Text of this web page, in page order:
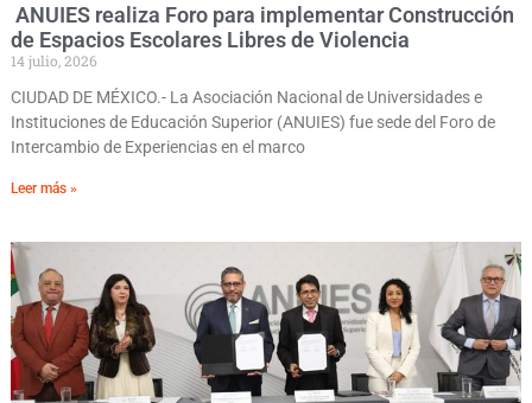
ANUIES realiza Foro para implementar Construcción
de Espacios Escolares Libres de Violencia
14 julio, 2026
CIUDAD DE MÉXICO.- La Asociación Nacional de Universidades e
Instituciones de Educación Superior (ANUIES) fue sede del Foro de
Intercambio de Experiencias en el marco
Leer más »